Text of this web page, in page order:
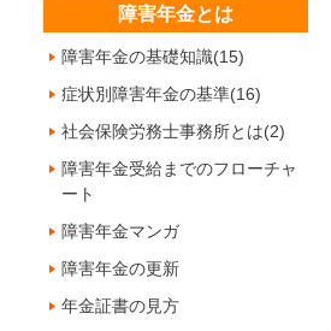
障害年金とは
障害年金の基礎知識(15)
症状別障害年金の基準(16)
社会保険労務士事務所とは(2)
障害年金受給までのフローチャ
ート
障害年金マンガ
障害年金の更新
年金証書の見方